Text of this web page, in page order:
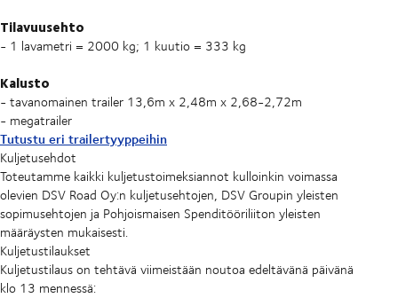
Tilavuusehto
- 1 lavametri = 2000 kg; 1 kuutio = 333 kg
Kalusto
- tavanomainen trailer 13,6m x 2,48m x 2,68-2,72m
- megatrailer
Tutustu eri trailertyyppeihin
Kuljetusehdot
Toteutamme kaikki kuljetustoimeksiannot kulloinkin voimassa
olevien DSV Road Oy:n kuljetusehtojen, DSV Groupin yleisten
sopimusehtojen ja Pohjoismaisen Spenditööriliiton yleisten
määräysten mukaisesti.
Kuljetustilaukset
Kuljetustilaus on tehtävä viimeistään noutoa edeltävänä päivänä
klo 13 mennessä: